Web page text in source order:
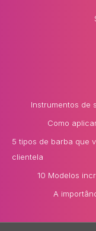
Instrumentos de
Como
5 tipos de barba que
clientela
10 Modelos
A